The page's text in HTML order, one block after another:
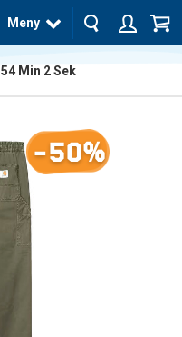
Meny
54 Min 2Sek
-50%